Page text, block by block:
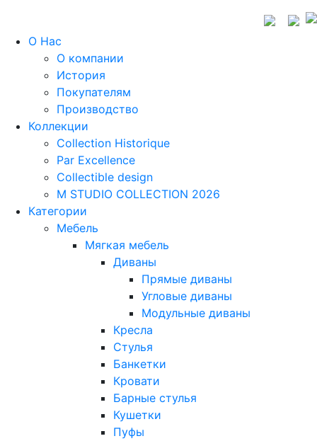
О Нас
О компании
История
Покупателям
Производство
Коллекции
Collection Historique
Par Excellence
Collectible design
M STUDIO COLLECTION 2026
Категории
Мебель
Мягкая мебель
Диваны
Прямые диваны
Угловые диваны
Модульные диваны
Кресла
Стулья
Банкетки
Кровати
Барные стулья
Кушетки
Пуфы